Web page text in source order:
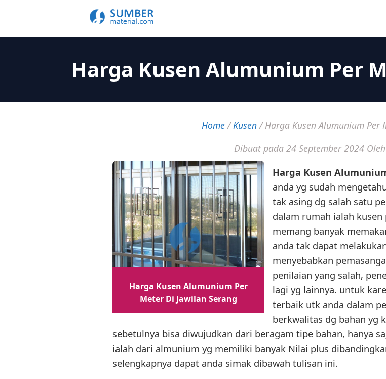
Harga Kusen Alumunium Per
Home/Kusen/Harga Kusen Alumunium Per
Dibuat pada 24 September 2024
Harga Kusen Alumunium Per
Meter Di Jawilan Serang
Harga Kusen
anda yg sudah
tak asing dg salah satu
dalam rumah ialah
memang banyak
anda tak dapat
menyebabkan
penilaian yang salah,
lagi yg lainnya. untuk
terbaik utk anda dalam
berkwalitas dg bahan yg
sebetulnya bisa diwujudkan dari beragam tipe bahan, hanya
ialah dari almunium yg memiliki banyak Nilai plus
selengkapnya dapat anda simak dibawah tulisan ini.